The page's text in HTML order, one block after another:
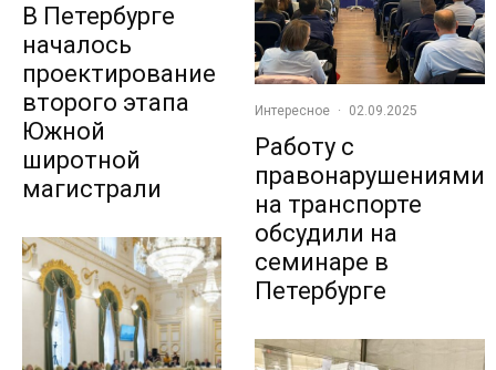
В Петербурге
началось
проектирование
второго этапа
Южной
широтной
магистрали
Интересное · 02.09.2025
Работу с
правонарушениями
на транспорте
обсудили на
семинаре в
Петербурге